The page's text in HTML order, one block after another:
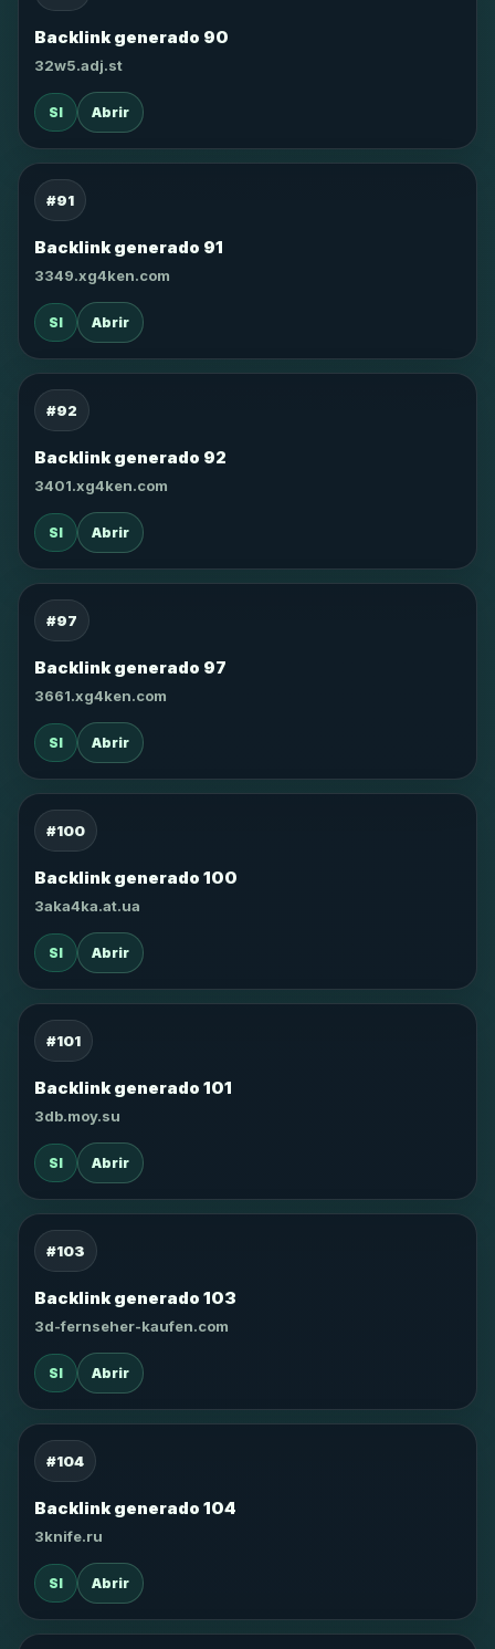
Backlink generado 90
32w5.adj.st
SI Abrir
#91
Backlink generado 91
3349.xg4ken.com
SI Abrir
#92
Backlink generado 92
3401.xg4ken.com
SI Abrir
#97
Backlink generado 97
3661.xg4ken.com
SI Abrir
#100
Backlink generado 100
3aka4ka.at.ua
SI Abrir
#101
Backlink generado 101
3db.moy.su
SI Abrir
#103
Backlink generado 103
3d-fernseher-kaufen.com
SI Abrir
#104
Backlink generado 104
3knife.ru
SI Abrir